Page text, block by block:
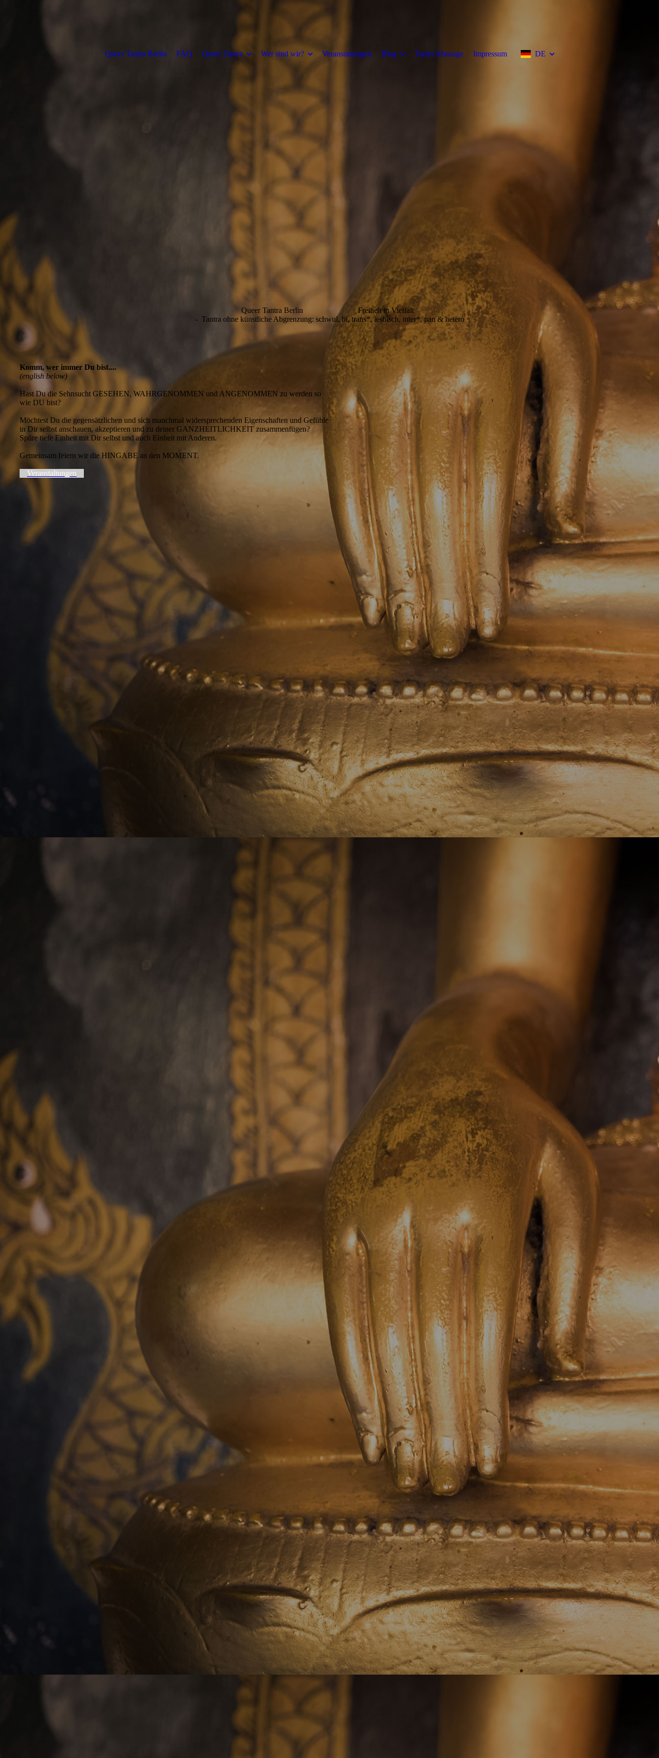
Queer Tantra Berlin FAQ Queer Tantra Wer sind wir? Veranstaltungen Blog Tantra Massage Impressum DE
Queer Tantra Berlin Freiheit in Vielfalt
- Tantra ohne künstliche Abgrenzung: schwul, bi, trans*, lesbisch, inter*, pan & hetero
Komm, wer immer Du bist....
(english below)
Hast Du die Sehnsucht GESEHEN, WAHRGENOMMEN und ANGENOMMEN zu werden so
wie DU bist?
Möchtest Du die gegensätzlichen und sich manchmal widersprechenden Eigenschaften und Gefühle
in Dir selbst anschauen, akzeptieren und zu deiner GANZHEITLICHKEIT zusammenfügen?
Spüre tiefe Einheit mit Dir selbst und auch Einheit mit Anderen.
Gemeinsam feiern wir die HINGABE an den MOMENT.
Veranstaltungen
cof_721573_cm-b